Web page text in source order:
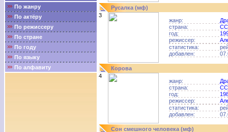
По жанру
По актёру
По режиссеру
По стране
По году
По языку
По алфавиту
Русалка (мф)
3
жанр:
страна:
год:
режиссер:
статистика:
добавлен:
Корова
4
жанр:
страна:
год:
режиссер:
статистика:
добавлен:
Сон смешного человека (мф)